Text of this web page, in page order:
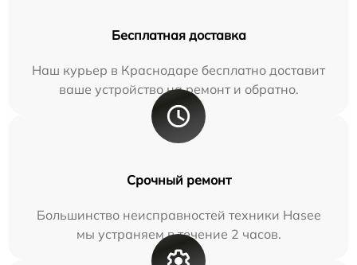
Бесплатная доставка
Наш курьер в Краснодаре бесплатно доставит
ваше устройство на ремонт и обратно.
Срочный ремонт
Большинство неисправностей техники Hasee
мы устраняем в течение 2 часов.